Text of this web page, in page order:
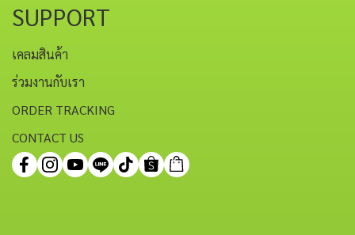
SUPPORT
เคลมสินค้า
ร่วมงานกับเรา
ORDER TRACKING
CONTACT US